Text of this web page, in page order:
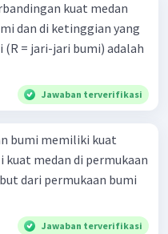
dan di ketinggian yang
(R = jari-jari bumi) adalah
Jawaban terverifikasi
bumi memiliki kuat
kuat medan di permukaan
dari permukaan bumi
Jawaban terverifikasi